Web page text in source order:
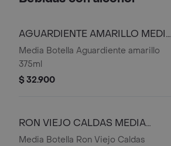
AGUARDIENTE AMARILLO MEDIA
375ml
Media Botella Aguardiente amarillo
375ml
$ 32.900
RON VIEJO CALDAS MEDIA
375ML
Media Botella Ron Viejo Caldas